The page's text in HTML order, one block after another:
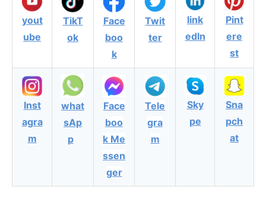
yout
ube
TikT
ok
Face
boo
k
Twit
ter
link
edln
Pint
ere
st
Inst
agra
m
what
sAp
p
Face
boo
k Me
ssen
ger
Tele
gra
m
Sky
pe
Sna
pch
at